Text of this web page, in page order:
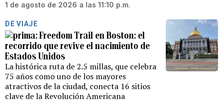
1 de agosto de 2026 a las 11:10 p.m.
DE VIAJE
Freedom Trail en Boston: el
recorrido que revive el nacimiento de
Estados Unidos
La histórica ruta de 2.5 millas, que celebra
75 años como uno de los mayores
atractivos de la ciudad, conecta 16 sitios
clave de la Revolución Americana